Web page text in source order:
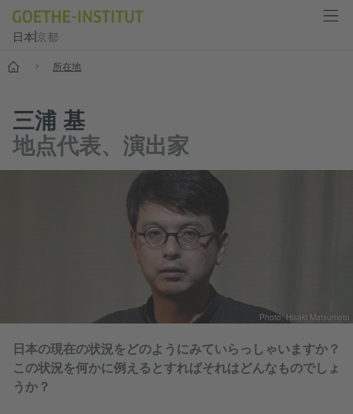
日本 京都
スタート 所在地
三浦 基
地点代表、演出家
Photo: Hisaki Matsumoto​
日本の現在の状況をどのようにみていらっしゃいますか？
この状況を何かに例えるとすればそれはどんなものでしょ
うか？